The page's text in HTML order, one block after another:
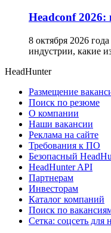
Headсonf 2026:
8 октября 2026
индустрии, какие
HeadHunter
Размещение
Поиск по резюме
О компании
Наши вакансии
Реклама на сайте
Требования к ПО
Безопасный
HeadHunter API
Партнерам
Инвесторам
Каталог компаний
Поиск по
Сетка: соцсеть для